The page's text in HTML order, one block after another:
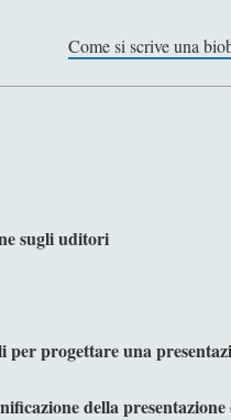
Come si scrive una
sugli uditori
per progettare una
della presentazione